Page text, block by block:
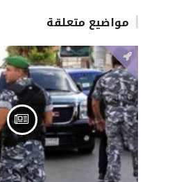
مواضيع متعلقة